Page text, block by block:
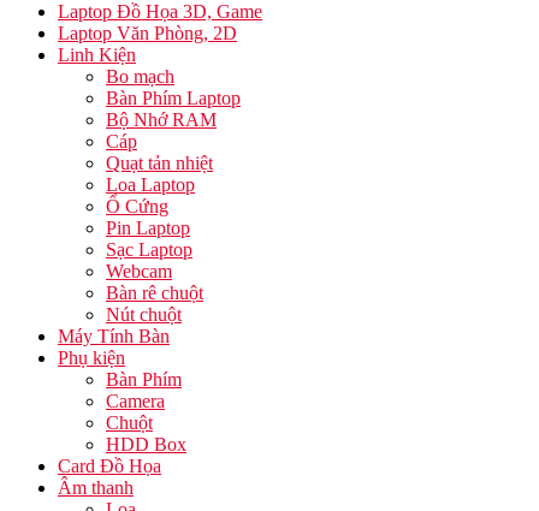
Laptop Đồ Họa 3D, Game
Laptop Văn Phòng, 2D
Linh Kiện
Bo mạch
Bàn Phím Laptop
Bộ Nhớ RAM
Cáp
Quạt tản nhiệt
Loa Laptop
Ổ Cứng
Pin Laptop
Sạc Laptop
Webcam
Bàn rê chuột
Nút chuột
Máy Tính Bàn
Phụ kiện
Bàn Phím
Camera
Chuột
HDD Box
Card Đồ Họa
Âm thanh